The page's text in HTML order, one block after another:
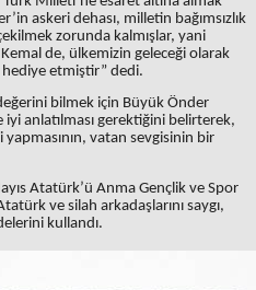
askeri dehası, milletin bağımsızlık
zorunda kalmışlar, yani
de, ülkemizin geleceği olarak
etmiştir” dedi.
değerini bilmek için Büyük Önder
anlatılması gerektiğini belirterek,
vatan sevgisinin bir
Atatürk’ü Anma Gençlik ve Spor
ve silah arkadaşlarını saygı,
kullandı.